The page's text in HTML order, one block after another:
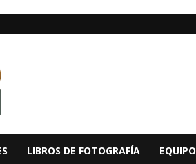
LIBROS DE FOTOGRAFÍA EQUIPO